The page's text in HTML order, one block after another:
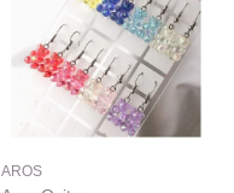
AROS